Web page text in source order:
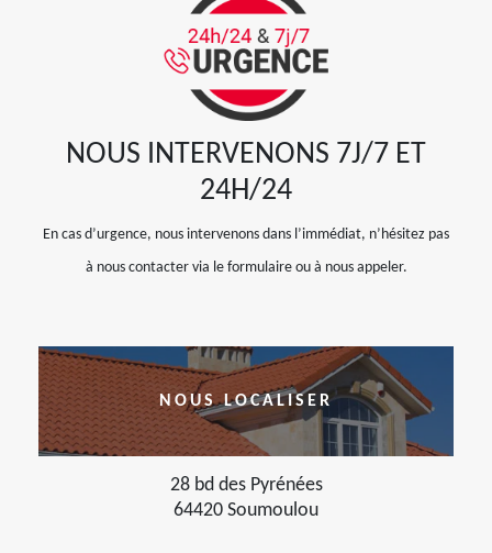
NOUS INTERVENONS 7J/7 ET
24H/24
En cas d’urgence, nous intervenons dans l’immédiat, n’hésitez pas
à nous contacter via le formulaire ou à nous appeler.
NOUS LOCALISER
28 bd des Pyrénées
64420 Soumoulou